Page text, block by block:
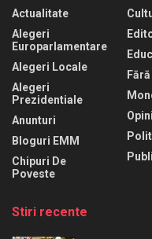
Actualitate
Alegeri
Europarlamentare
Alegeri Locale
Alegeri
Prezidentiale
Anunturi
Bloguri EMM
Chipuri De
Poveste
Stiri recente